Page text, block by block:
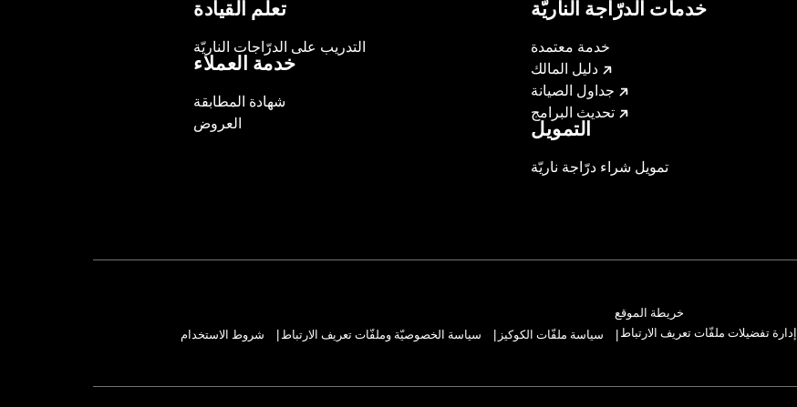
تعلّم القيادة
التدريب على الدرّاجات الناريّة
خدمة العملاء
شهادة المطابقة
العروض
خدمات الدرّاجة الناريّة
خدمة معتمدة
دليل المالك
جداول الصيانة
تحديث البرامج
التمويل
تمويل شراء درّاجة ناريّة
خريطة الموقع
شروط الاستخدام
سياسة الخصوصيّة وملفّات تعريف الارتباط سياسة ملفّات الكوكيز إدارة تفضيلات ملفّات تعريف الارتباط